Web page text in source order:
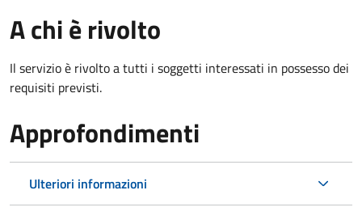
A chi è rivolto
Il servizio è rivolto a tutti i soggetti interessati in possesso dei
requisiti previsti.
Approfondimenti
Ulteriori informazioni